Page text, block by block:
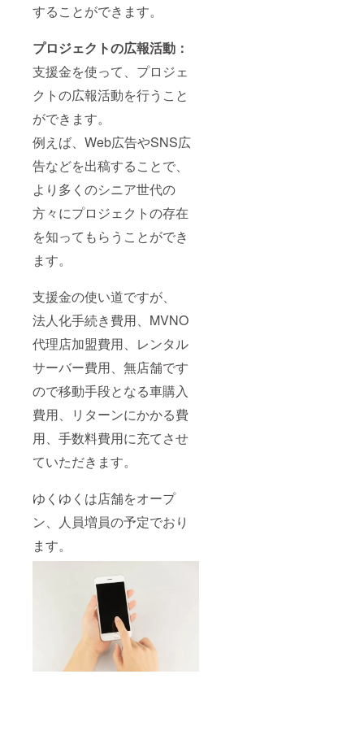
することができます。
プロジェクトの広報活動：
支援金を使って、プロジェ
クトの広報活動を行うこと
ができます。
例えば、Web広告やSNS広
告などを出稿することで、
より多くのシニア世代の
方々にプロジェクトの存在
を知ってもらうことができ
ます。
支援金の使い道ですが、
法人化手続き費用、MVNO
代理店加盟費用、レンタル
サーバー費用、無店舗です
ので移動手段となる車購入
費用、リターンにかかる費
用、手数料費用に充てさせ
ていただきます。
ゆくゆくは店舗をオープ
ン、人員増員の予定でおり
ます。